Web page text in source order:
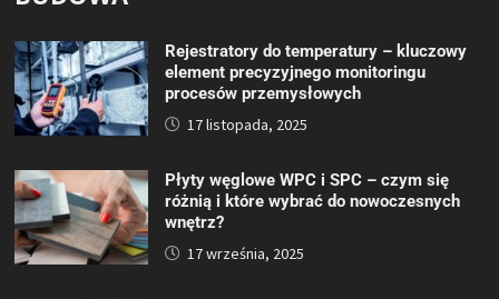
Rejestratory do temperatury – kluczowy
element precyzyjnego monitoringu
procesów przemysłowych
17 listopada, 2025
Płyty węglowe WPC i SPC – czym się
różnią i które wybrać do nowoczesnych
wnętrz?
17 września, 2025